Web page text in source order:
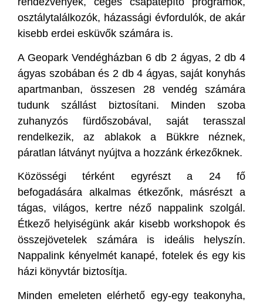
ONLINE NÁKUP LÍSTKOV
osztálytalálkozók, házassági évfordulók, de akár
kisebb erdei esküvők számára is.
A Geopark Vendégházban 6 db 2 ágyas, 2 db 4
ágyas szobában és 2 db 4 ágyas, saját konyhás
apartmanban, összesen 28 vendég számára
tudunk szállást biztosítani. Minden szoba
zuhanyzós fürdőszobával, saját terasszal
rendelkezik, az ablakok a Bükkre néznek,
páratlan látványt nyújtva a hozzánk érkezőknek.
Közösségi térként egyrészt a 24 fő
befogadására alkalmas étkezőnk, másrészt a
tágas, világos, kertre néző nappalink szolgál.
Étkező helyiségünk akár kisebb workshopok és
összejövetelek számára is ideális helyszín.
Nappalink kényelmét kanapé, fotelek és egy kis
házi könyvtár biztosítja.
Minden emeleten elérhető egy-egy teakonyha,